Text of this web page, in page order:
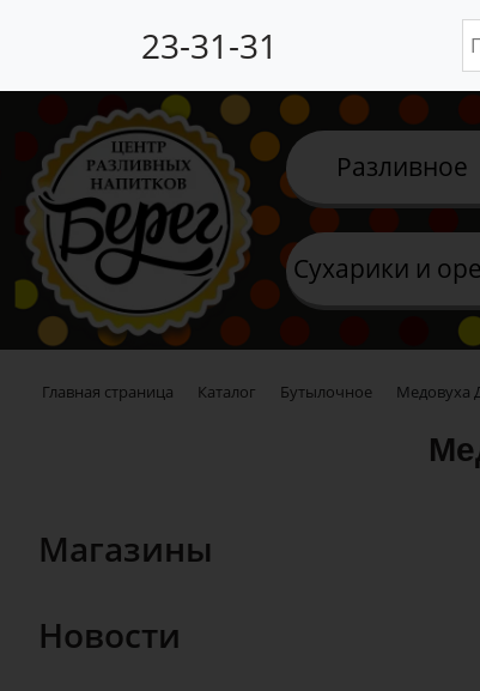
23-31-31
Разливное
Сухарики и
Главная страница Каталог Бутылочное Медовуха
Магазины
Новости